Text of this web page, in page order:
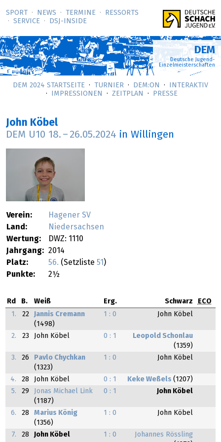
SPORT NEWS TERMINE
RESSORTS
SERVICE
DSJ-­INSIDE
DEM
Deutsche Jugend-
Einzelmeisterschaften
DEM 2024 STARTSEITE TURNIER DEM:ON
INTERAKTIV
IMPRESSIONEN
ZEITPLAN PRESSE
John Köbel
DEM U10 18. – 26.05.2024 in Willingen
Verein:
Hagener SV
Land:
Niedersachsen
Wertung:
DWZ: 1110
Jahrgang: 2014
Platz:
56. (Setzliste 51 )
Punkte:
2½
Rd B. Weiß Erg. Schwarz
ECO
1.
22
Jannis Cremann
(1498)
1 : 0 John Köbel
2. 23 John Köbel 0 : 1
Leopold Schonlau
(1359)
3.
26
Pavlo Chychkan
(1323)
1 : 0 John Köbel
4. 28 John Köbel 0 : 1 Keke Weßels (1207)
5.
29
Jonas Michael Link
(1187)
0 : 1 John Köbel
6. 28
Marius König
(1356)
1 : 0 John Köbel
7. 28 John Köbel 1 : 0
Johannes Rössling